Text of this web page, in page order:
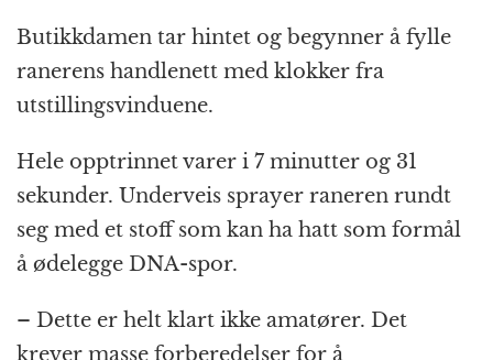
Butikkdamen tar hintet og begynner å fylle
ranerens handlenett med klokker fra
utstillingsvinduene.
Hele opptrinnet varer i 7 minutter og 31
sekunder. Underveis sprayer raneren rundt
seg med et stoff som kan ha hatt som formål
å ødelegge DNA-spor.
– Dette er helt klart ikke amatører. Det
krever masse forberedelser for å